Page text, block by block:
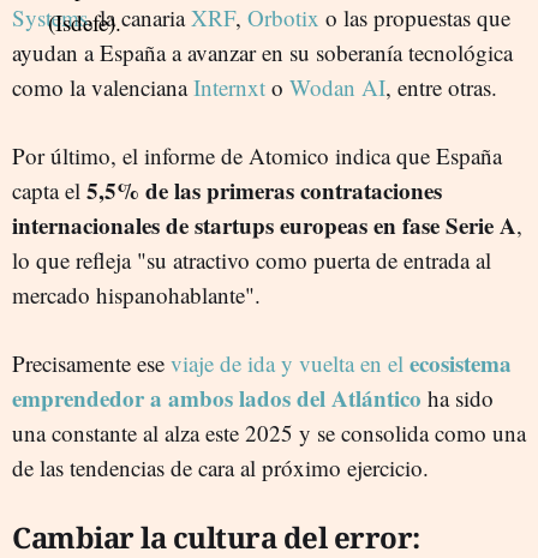
Systems, la canariaXRF, Orbotix o las propuestas que
ayudan a España a avanzar en su soberanía tecnológica
como la valencianaInternxt o Wodan AI, entre otras.
Por último, el informe de Atomico indica que España
capta el 5,5% de las primeras contrataciones
internacionales de startups europeas en fase Serie A,
lo que refleja "su atractivo como puerta de entrada al
mercado hispanohablante".
Precisamente ese viaje de ida y vuelta en el ecosistema
emprendedor a ambos lados del Atlántico ha sido
una constante al alza este 2025 y se consolida como una
de las tendencias de cara al próximo ejercicio.
Cambiar la cultura del error: